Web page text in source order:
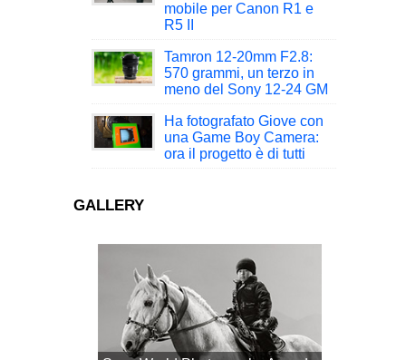
mobile per Canon R1 e
R5 II
Tamron 12-20mm F2.8:
570 grammi, un terzo in
meno del Sony 12-24 GM
Ha fotografato Giove con
una Game Boy Camera:
ora il progetto è di tutti
GALLERY